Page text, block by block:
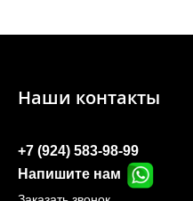
Наши контакты
+7 (924) 583-98-99
Напишите нам